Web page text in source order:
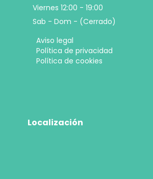
Viernes 12:00 - 19:00
Sab - Dom - (Cerrado)
Aviso legal
Política de privacidad
Política de cookies
Localización